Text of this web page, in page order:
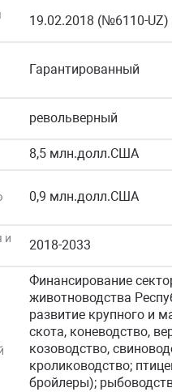
19.02.2018 (№6110-UZ)
Гарантированный
револьверный
8,5 млн.долл.США
0,9 млн.долл.США
и
2018-2033
Финансирование
животноводства
развитие крупного и
скота, коневодство,
козоводство,
кролиководство;
бройлеры);